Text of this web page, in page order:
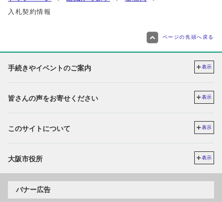
入札契約情報
ページの先頭へ戻る
手続きやイベントのご案内 表示
皆さんの声をお寄せください 表示
このサイトについて 表示
大阪市役所 表示
バナー広告